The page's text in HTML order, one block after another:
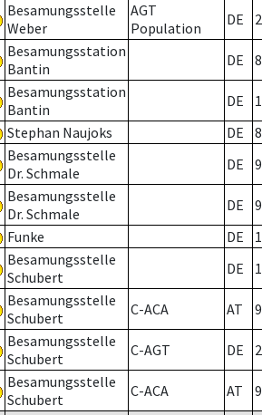
Besamungsstelle
Weber
AGT
Population
DE 2
Besamungsstation
Bantin
DE 8
Besamungsstation
Bantin
DE
Stephan Naujoks DE
8
Besamungsstelle
Dr. Schmale
DE 9
Besamungsstelle
Dr. Schmale
DE
9
Funke DE
Besamungsstelle
Schubert
DE
Besamungsstelle
Schubert
C-ACA AT
Besamungsstelle
Schubert
C-AGT DE 2
Besamungsstelle
Schubert
C-ACA AT